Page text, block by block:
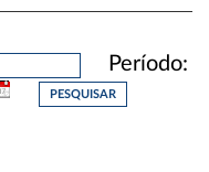
Período: